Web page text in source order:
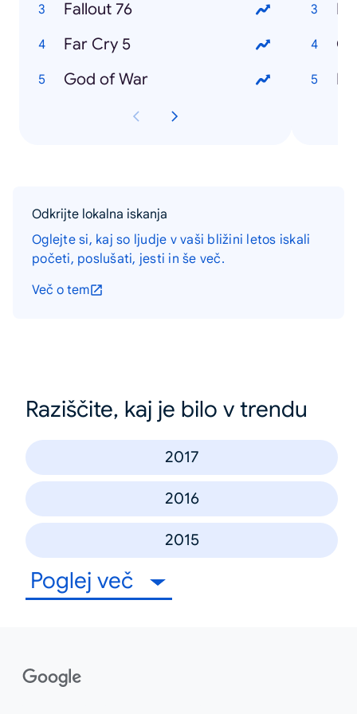
Fallout 76
Far Cry 5
God of War
Odkrijte lokalna iskanja
Oglejte si, kaj so ljudje v vaši bližini letos iskali
početi, poslušati, jesti in še več.
Več o tem
Raziščite, kaj je bilo v trendu
2017
2016
2015
Poglej več